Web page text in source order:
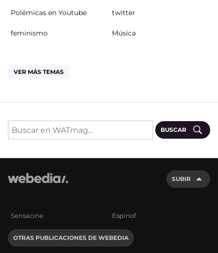
Polémicas en Youtube twitter
feminismo Música
VER MÁS TEMAS
BUSCAR
SUBIR
Sensacine Espinof
OTRAS PUBLICACIONES DE WEBEDIA